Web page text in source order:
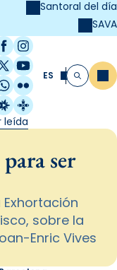
Santoral del día
SAVA
Instagram
/ Twitter
YouTube
Flickr
Estel
Catalunya
ES Buscar
leída
ser
sobre la
Enric Vives